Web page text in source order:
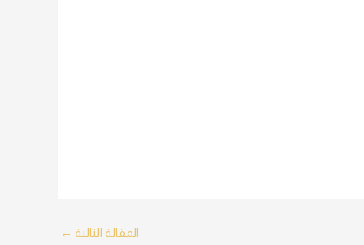
المقالة التالية ←